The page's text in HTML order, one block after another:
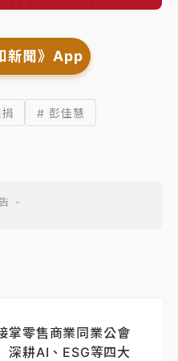
新聞》App
# 彭佳慧
掌零售商業同業公會
耕AI、ESG等四大